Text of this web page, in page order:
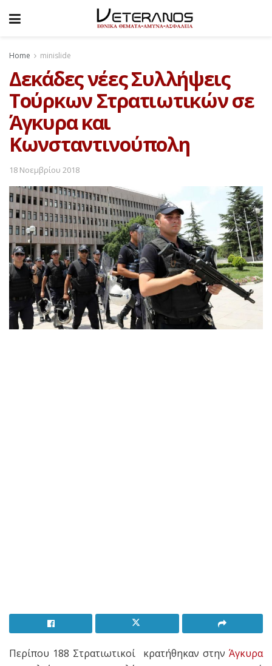
Home minislide
Δεκάδες νέες Συλλήψεις
Τούρκων Στρατιωτικών σε
Άγκυρα και
Κωνσταντινούπολη
18 Νοεμβρίου 2018
Περίπου 188 Στρατιωτικοί κρατήθηκαν στην Άγκυρα